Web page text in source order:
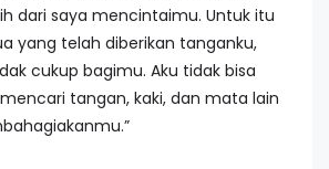
dari saya mencintaimu. Untuk itu
yang telah diberikan tanganku,
cukup bagimu. Aku tidak bisa
tangan, kaki, dan mata lain